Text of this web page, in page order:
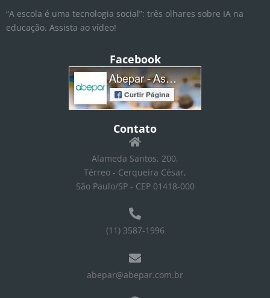
“A escola é uma tecnologia social”: três olhares sobre IA na
educação. Assista ao vídeo!
Facebook
Contato
Alameda Santos, 200,
Térreo - Cerqueira César,
São Paulo/SP - CEP 01418-000
(11) 3587-1996
abepar@abepar.com.br